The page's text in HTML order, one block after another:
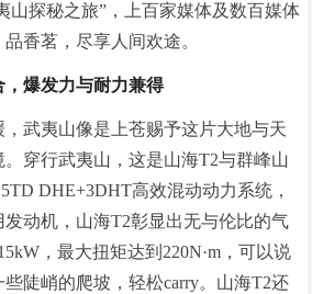
山探秘之旅”，上百家媒体及数百媒体
香茗，尽享人间欢途。
爆发力与耐力兼得
武夷山像是上苍赐予这片大地与天
穿行武夷山，这是山海T2与群峰山
DHE+3DHT高效混动动力系统，
发动机，山海T2彰显出无与伦比的气
，最大扭矩达到220N·m，可以说
陡峭的爬坡，轻松carry。山海T2还